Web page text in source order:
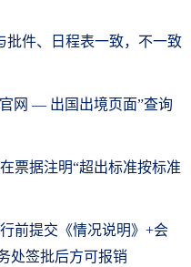
批件、日程表一致，不一致
网 — 出国出境页面”查询
据注明“超出标准按标准
前提交《情况说明》 +会
处签批后方可报销